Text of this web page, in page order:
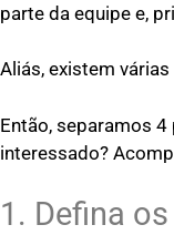
parte da equipe e,
Aliás, existem
Então, separamos
interessado?
1. Defina